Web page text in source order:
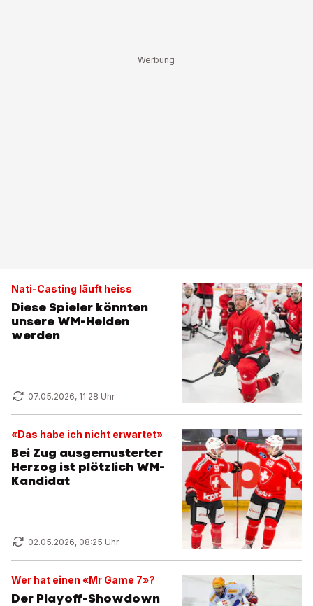
Nati-Casting läuft heiss
Diese Spieler könnten
unsere WM-Helden
werden
07.05.2026, 11:28 Uhr
«Das habe ich nicht erwartet»
Bei Zug ausgemusterter
Herzog ist plötzlich WM-
Kandidat
02.05.2026, 08:25 Uhr
Wer hat einen «Mr Game 7»?
Der Playoff-Showdown